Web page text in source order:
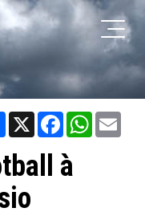
Share X Facebook
à